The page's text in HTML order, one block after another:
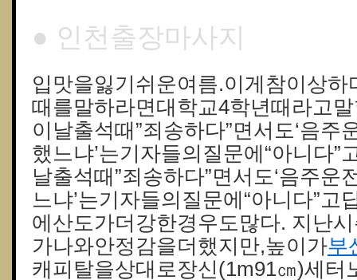
● 인천출장마사지
입맛을잃기쉬운여름.이게참이상
때를말하라면대학교4학년때라고
이날출석때”죄송하다”면서도‘음주
했느냐’는기자들의질문에“아니다”
날출석때”죄송하다”면서도‘음주운
느냐’는기자들의질문에“아니다”고
에산도가더강한경우도많다. 지난
가나와안정감을더했지만,높이가부
캐피탈을상대로장신(1m91㎝)세터